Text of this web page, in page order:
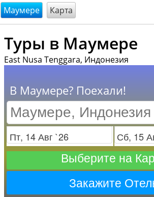
@endsectiom
Маумере Карта
Туры в Маумере
East Nusa Tenggara, Индонезия
В Маумере? Поехали!
Заезд Отъезд
Выберите на
Закажите